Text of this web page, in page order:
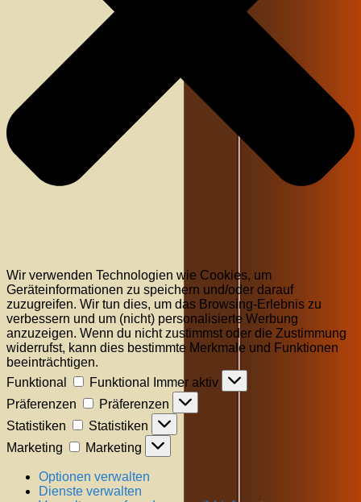
Wir verwenden Technologien wie Cookies, um
Geräteinformationen zu speichern und/oder darauf
zuzugreifen. Wir tun dies, um das Browsing-Erlebnis zu
verbessern und um (nicht) personalisierte Werbung
anzuzeigen. Wenn du nicht zustimmst oder die Zustimmung
widerrufst, kann dies bestimmte Merkmale und Funktionen
beeinträchtigen.
Funktional
Funktional
Immer aktiv
Präferenzen
Präferenzen
Statistiken
Statistiken
Marketing
Marketing
Optionen verwalten
Dienste verwalten